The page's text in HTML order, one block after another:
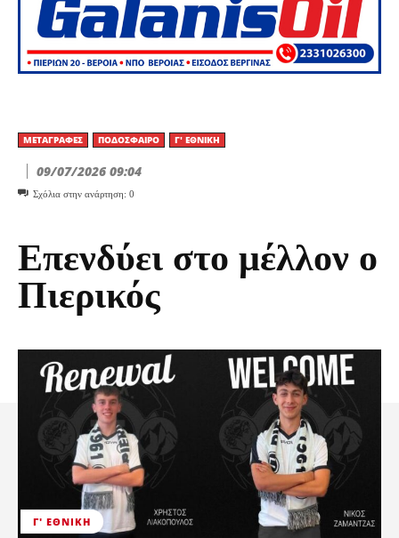
ΜΕΤΑΓΡΑΦΈΣ ΠΟΔΌΣΦΑΙΡΟ Γ' ΕΘΝΙΚΉ
09/07/2026 09:04
Σχόλια στην ανάρτηση: 0
Επενδύει στο μέλλον ο
Πιερικός
Γ' ΕΘΝΙΚΉ